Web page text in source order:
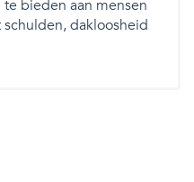
bieden aan mensen
dakloosheid